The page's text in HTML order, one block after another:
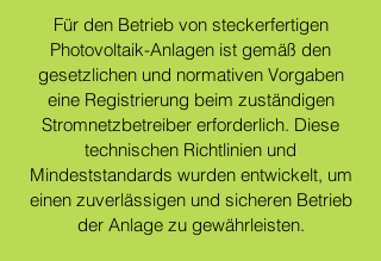
Für den Betrieb von steckerfertigen
Photovoltaik-Anlagen ist gemäß den
gesetzlichen und normativen Vorgaben
eine Registrierung beim zuständigen
Stromnetzbetreiber erforderlich. Diese
technischen Richtlinien und
Mindeststandards wurden entwickelt, um
einen zuverlässigen und sicheren Betrieb
der Anlage zu gewährleisten.